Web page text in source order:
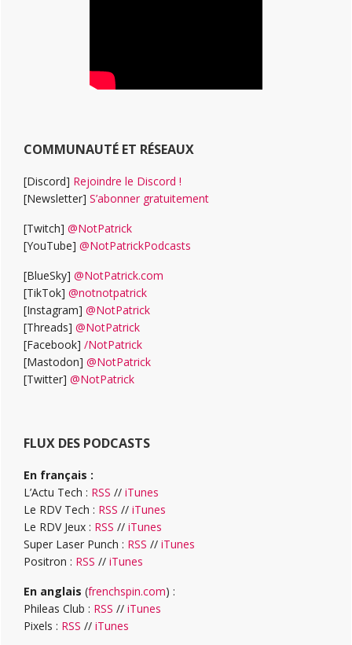
COMMUNAUTÉ ET RÉSEAUX
[Discord] Rejoindre le Discord !
[Newsletter] S’abonner gratuitement
[Twitch] @NotPatrick
[YouTube] @NotPatrickPodcasts
[BlueSky] @NotPatrick.com
[TikTok] @notnotpatrick
[Instagram] @NotPatrick
[Threads] @NotPatrick
[Facebook] /NotPatrick
[Mastodon] @NotPatrick
[Twitter] @NotPatrick
FLUX DES PODCASTS
En français :
L’Actu Tech : RSS // iTunes
Le RDV Tech : RSS // iTunes
Le RDV Jeux : RSS // iTunes
Super Laser Punch : RSS // iTunes
Positron : RSS // iTunes
En anglais (frenchspin.com) :
Phileas Club : RSS // iTunes
Pixels : RSS // iTunes